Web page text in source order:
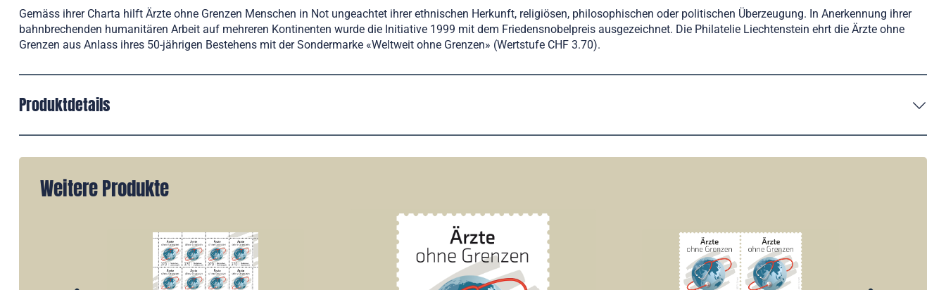
Gemäss ihrer Charta hilft Ärzte ohne Grenzen Menschen in Not ungeachtet ihrer ethnischen Herkunft, religiösen, philosophischen oder politischen Überzeugung. In Anerkennung ihrer
bahnbrechenden humanitären Arbeit auf mehreren Kontinenten wurde die Initiative 1999 mit dem Friedensnobelpreis ausgezeichnet. Die Philatelie Liechtenstein ehrt die Ärzte ohne
Grenzen aus Anlass ihres 50-jährigen Bestehens mit der Sondermarke «Weltweit ohne Grenzen» (Wertstufe CHF 3.70).
Produktdetails
Weitere Produkte